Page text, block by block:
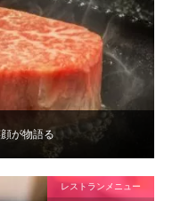
が物語る
レストランメニュー